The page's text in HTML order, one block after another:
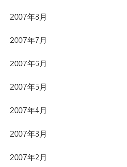
2007年8月
2007年7月
2007年6月
2007年5月
2007年4月
2007年3月
2007年2月